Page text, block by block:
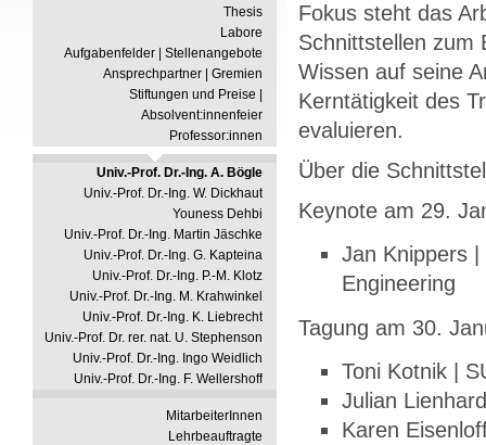
Thesis
Labore
Aufgabenfelder | Stellenangebote
Ansprechpartner | Gremien
Stiftungen und Preise |
Absolvent:innenfeier
Professor:innen
Univ.-Prof. Dr.-Ing. A. Bögle
Univ.-Prof. Dr.-Ing. W. Dickhaut
Youness Dehbi
Univ.-Prof. Dr.-Ing. Martin Jäschke
Univ.-Prof. Dr.-Ing. G. Kapteina
Univ.-Prof. Dr.-Ing. P.-M. Klotz
Univ.-Prof. Dr.-Ing. M. Krahwinkel
Univ.-Prof. Dr.-Ing. K. Liebrecht
Univ.-Prof. Dr. rer. nat. U. Stephenson
Univ.-Prof. Dr.-Ing. Ingo Weidlich
Univ.-Prof. Dr.-Ing. F. Wellershoff
MitarbeiterInnen
Lehrbeauftragte
Fokus steht das
Schnittstellen zum
Wissen auf seine
Kerntätigkeit des
evaluieren.
Über die
Keynote am 29.
Jan Knippers |
Engineering
Tagung am 30.
Toni Kotnik |
Julian
Karen